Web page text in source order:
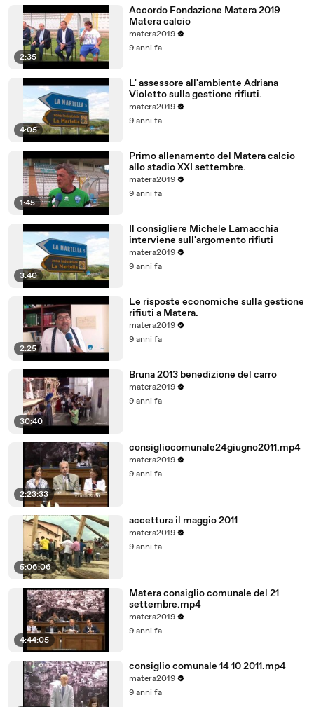
2:35
Accordo Fondazione Matera 2019
Matera calcio
matera2019
9 anni fa
4:05
L' assessore all'ambiente Adriana
Violetto sulla gestione rifiuti.
matera2019
9 anni fa
1:45
Primo allenamento del Matera calcio
allo stadio XXI settembre.
matera2019
9 anni fa
3:40
Il consigliere Michele Lamacchia
interviene sull'argomento rifiuti
matera2019
9 anni fa
2:25
Le risposte economiche sulla gestione
rifiuti a Matera.
matera2019
9 anni fa
30:40
Bruna 2013 benedizione del carro
matera2019
9 anni fa
2:23:33
consigliocomunale24giugno2011.mp4
matera2019
9 anni fa
5:06:06
accettura il maggio 2011
matera2019
9 anni fa
4:44:05
Matera consiglio comunale del 21
settembre.mp4
matera2019
9 anni fa
consiglio comunale 14 10 2011.mp4
matera2019
9 anni fa